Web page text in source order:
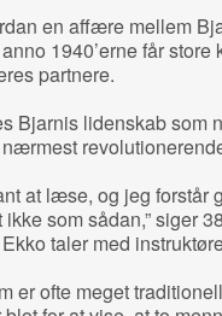
en affære mellem
1940’erne får store
partnere.
Bjarnis lidenskab som
at læse, og jeg forstår
som sådan,” siger
taler med
er ofte meget